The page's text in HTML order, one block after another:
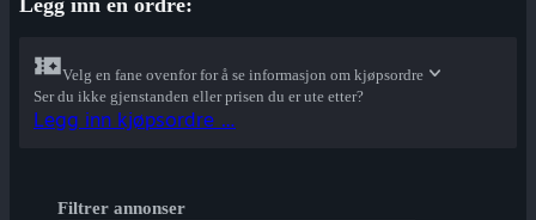
Legg inn en ordre:
Velg en fane ovenfor for å se informasjon om kjøpsordre
Ser du ikke gjenstanden eller prisen du er ute etter?
Legg inn kjøpsordre …
Filtrer annonser